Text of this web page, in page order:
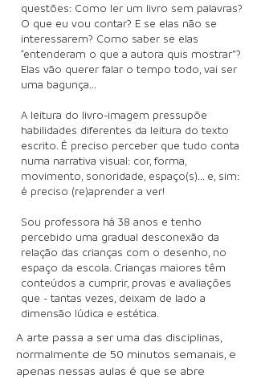
questões: Como ler um livro sem palavras?
O que eu vou contar? E se elas não se
interessarem? Como saber se elas
“entenderam o que a autora quis mostrar”?
Elas vão querer falar o tempo todo, vai ser
uma bagunça...
A leitura do livro-imagem pressupõe
habilidades diferentes da leitura do texto
escrito. É preciso perceber que tudo conta
numa narrativa visual: cor, forma,
movimento, sonoridade, espaço(s)... e, sim:
é preciso (re)aprender a ver!
Sou professora há 38 anos e tenho
percebido uma gradual desconexão da
relação das crianças com o desenho, no
espaço da escola. Crianças maiores têm
conteúdos a cumprir, provas e avaliações
que - tantas vezes, deixam de lado a
dimensão lúdica e estética.
A arte passa a ser uma das disciplinas,
normalmente de 50 minutos semanais, e
apenas nessas aulas é que se abre